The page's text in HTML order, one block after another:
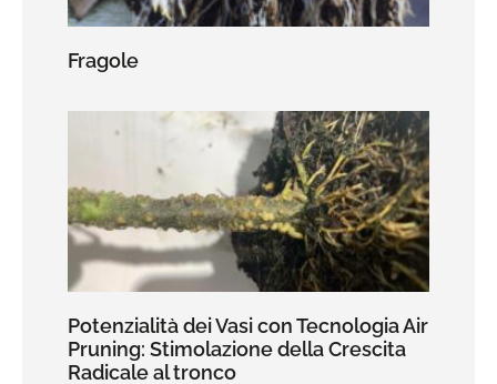
Fragole
Potenzialità dei Vasi con Tecnologia Air
Pruning: Stimolazione della Crescita
Radicale al tronco